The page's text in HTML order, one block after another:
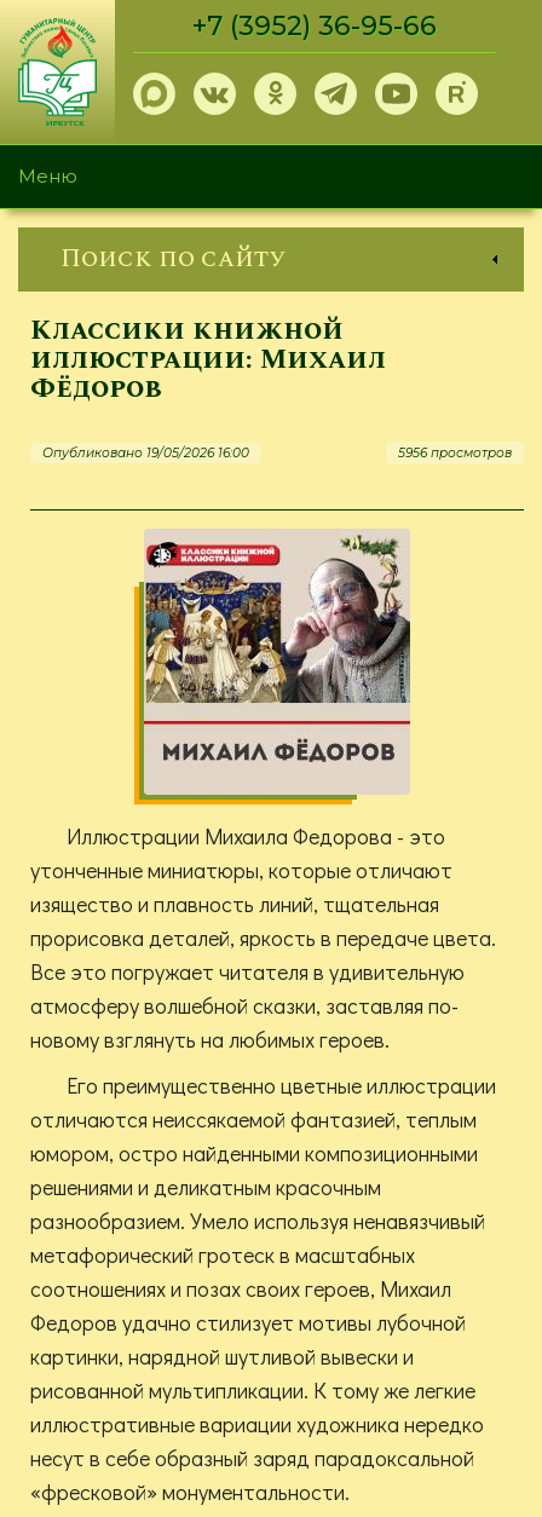
Перейти
основному
содержанию
+7 (3952) 36-95-66
Меню
Поиск по сайту
Классики книжной
иллюстрации: Михаил
Фёдоров
Опубликовано 19/05/2026 16:00 5956 просмотров
Иллюстрации Михаила Федорова - это
утонченные миниатюры, которые отличают
изящество и плавность линий, тщательная
прорисовка деталей, яркость в передаче цвета.
Все это погружает читателя в удивительную
атмосферу волшебной сказки, заставляя по-
новому взглянуть на любимых героев.
Его преимущественно цветные иллюстрации
отличаются неиссякаемой фантазией, теплым
юмором, остро найденными композиционными
решениями и деликатным красочным
разнообразием. Умело используя ненавязчивый
метафорический гротеск в масштабных
соотношениях и позах своих героев, Михаил
Федоров удачно стилизует мотивы лубочной
картинки, нарядной шутливой вывески и
рисованной мультипликации. К тому же легкие
иллюстративные вариации художника нередко
несут в себе образный заряд парадоксальной
«фресковой» монументальности.